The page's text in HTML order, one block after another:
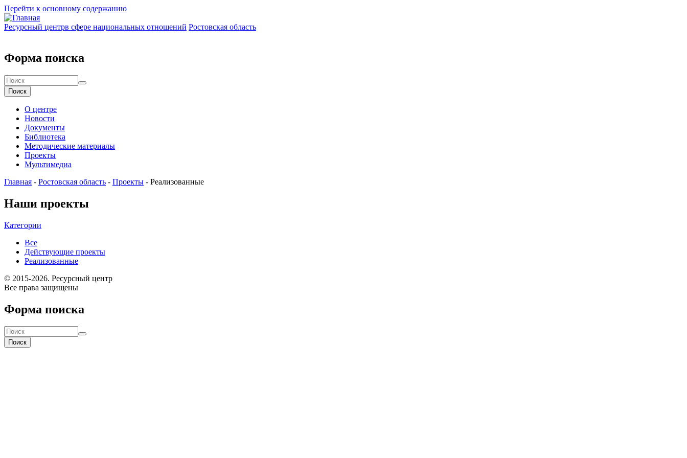
Перейти к основному содержанию
Ресурсный центрв сфере национальных отношений Ростовская область
Форма поиска
Поиск
О центре
Новости
Документы
Библиотека
Методические материалы
Проекты
Мультимедиа
Главная - Ростовская область - Проекты - Реализованные
Наши проекты
Категории
Все
Действующие проекты
Реализованные
© 2015-2026. Ресурсный центр
Все права защищены
Форма поиска
Поиск